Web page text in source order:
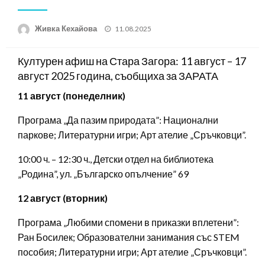
Живка Кехайова
Posted
11.08.2025
Културен афиш на Стара Загора: 11 август – 17
август 2025 година, съобщиха за ЗАРАТА
11 август (понеделник)
Програма „Да пазим природата”: Национални
паркове; Литературни игри; Арт ателие „Сръчковци”.
10:00 ч. – 12:30 ч., Детски отдел на библиотека
„Родина”, ул. „Българско опълчение” 69
12 август (вторник)
Програма „Любими спомени в приказки вплетени”:
Ран Босилек; Образователни занимания със STEM
пособия; Литературни игри; Арт ателие „Сръчковци”.